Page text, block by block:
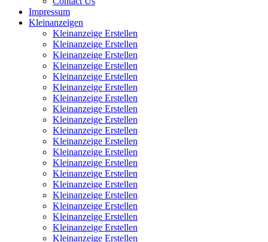
Impressum
Kleinanzeigen
Kleinanzeige Erstellen
Kleinanzeige Erstellen
Kleinanzeige Erstellen
Kleinanzeige Erstellen
Kleinanzeige Erstellen
Kleinanzeige Erstellen
Kleinanzeige Erstellen
Kleinanzeige Erstellen
Kleinanzeige Erstellen
Kleinanzeige Erstellen
Kleinanzeige Erstellen
Kleinanzeige Erstellen
Kleinanzeige Erstellen
Kleinanzeige Erstellen
Kleinanzeige Erstellen
Kleinanzeige Erstellen
Kleinanzeige Erstellen
Kleinanzeige Erstellen
Kleinanzeige Erstellen
Kleinanzeige Erstellen